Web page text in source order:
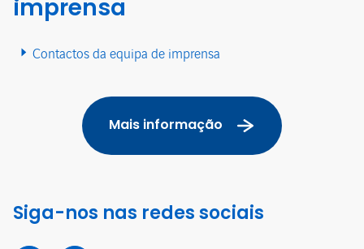
imprensa
Contactos da equipa de imprensa
Mais informação
Siga-nos nas redes sociais